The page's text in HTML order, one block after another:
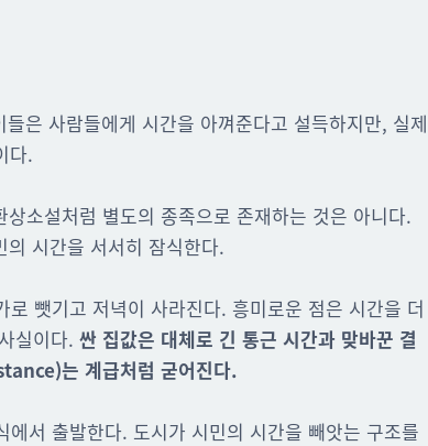
들은 사람들에게 시간을 아껴준다고 설득하지만, 실제
다.
소설처럼 별도의 종족으로 존재하는 것은 아니다.
시간을 서서히 잠식한다.
뺏기고 저녁이 사라진다. 흥미로운 점은 시간을 더
실이다. 싼 집값은 대체로 긴 통근 시간과 맞바꾼 결
는 계급처럼 굳어진다.
에서 출발한다. 도시가 시민의 시간을 빼앗는 구조를